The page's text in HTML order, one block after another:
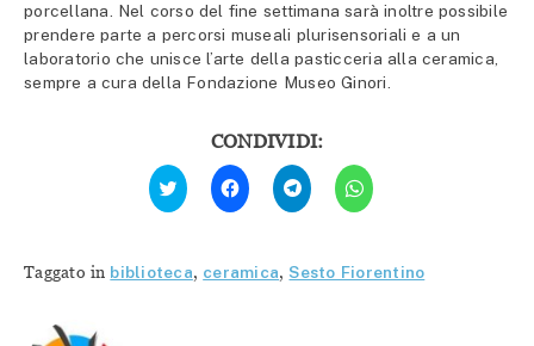
porcellana. Nel corso del fine settimana sarà inoltre possibile
prendere parte a percorsi museali plurisensoriali e a un
laboratorio che unisce l’arte della pasticceria alla ceramica,
sempre a cura della Fondazione Museo Ginori.
CONDIVIDI:
Fai
clic
qui
Twitter
(Si
Fai
clic
per
condividere
(Si
apre
Fai
clic
per
condividere
(Si
apre
Fai
clic
per
(Si
apre
Taggato in biblioteca, ceramica,Sesto Fiorentino